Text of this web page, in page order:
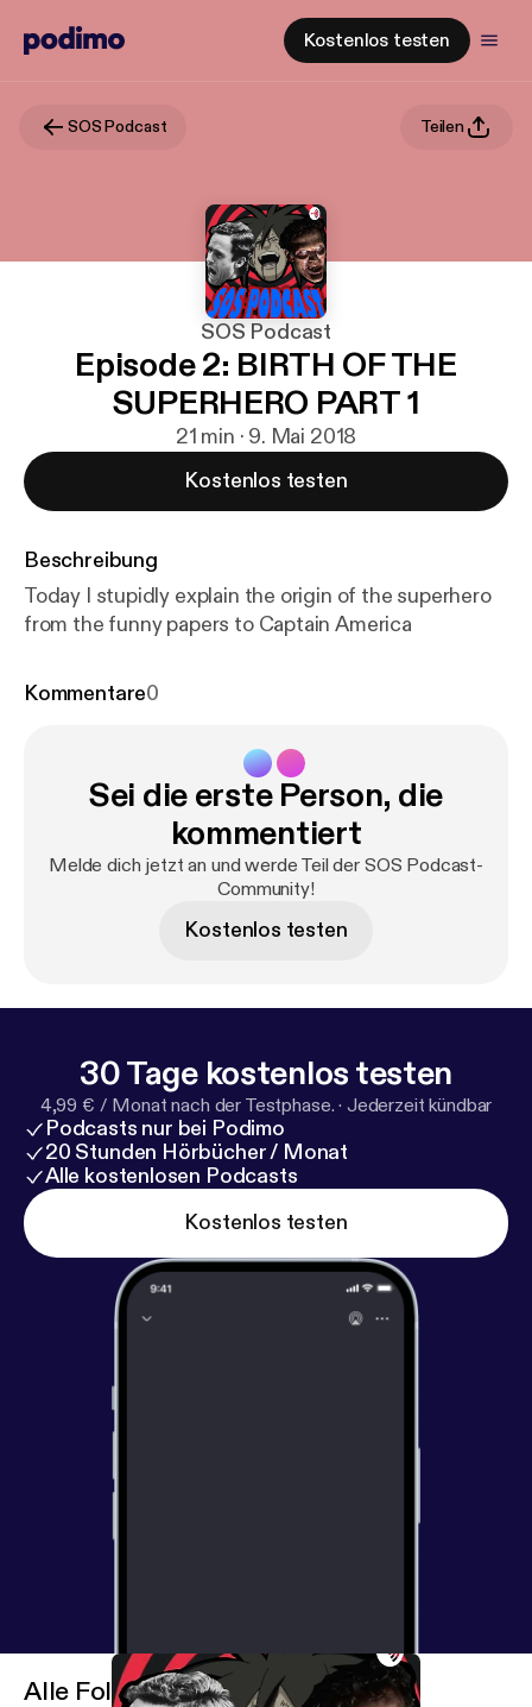
Kostenlos testen
SOS Podcast Teilen
SOS Podcast
Episode 2: BIRTH OF THE
SUPERHERO PART 1
21 min · 9. Mai 2018
Kostenlos testen
Beschreibung
Today I stupidly explain the origin of the superhero
from the funny papers to Captain America
Kommentare0
Sei die erste Person, die
kommentiert
Melde dich jetzt an und werde Teil der SOS Podcast-
Community!
Kostenlos testen
30 Tage kostenlos testen
4,99 € / Monat nach der Testphase. · Jederzeit kündbar
Podcasts nur bei Podimo
20 Stunden Hörbücher / Monat
Alle kostenlosen Podcasts
Kostenlos testen
Alle Folgen